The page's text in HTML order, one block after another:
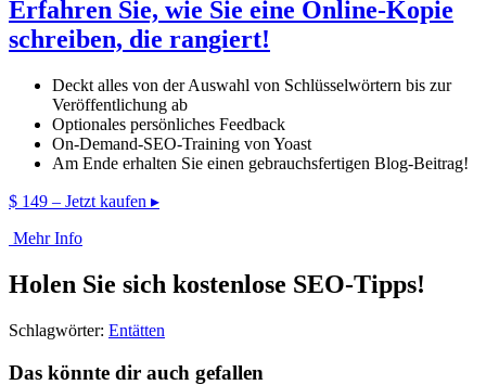
Erfahren Sie, wie Sie eine Online-Kopie
schreiben, die rangiert!
Deckt alles von der Auswahl von Schlüsselwörtern bis zur
Veröffentlichung ab
Optionales persönliches Feedback
On-Demand-SEO-Training von Yoast
Am Ende erhalten Sie einen gebrauchsfertigen Blog-Beitrag!
$ 149 – Jetzt kaufen ▸
Mehr Info
Holen Sie sich kostenlose SEO-Tipps!
Schlagwörter: Entätten
Das könnte dir auch gefallen